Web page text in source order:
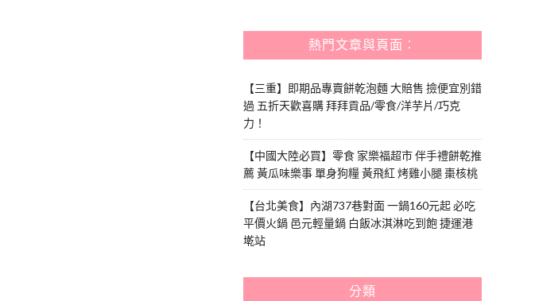
熱門文章與頁面︰
【三重】即期品專賣餅乾泡麵 大賠售 撿便宜別錯
過 五折天歡喜購 拜拜貢品/零食/洋芋片/巧克
力！
【中國大陸必買】零食 家樂福超市 伴手禮餅乾推
薦 黃瓜味樂事 單身狗糧 黃飛紅 烤雞小腿 棗核桃
【台北美食】內湖737巷對面 一鍋160元起 必吃
平價火鍋 邑元輕量鍋 白飯冰淇淋吃到飽 捷運港
墘站
分類